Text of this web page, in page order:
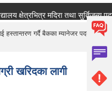
क्षेत्रभित्र मदिरा तथा सुर्तिजन्य
हस्तान्तरण गर्दै बैकका म्यानेजर पदमराज
खरिदका लागी